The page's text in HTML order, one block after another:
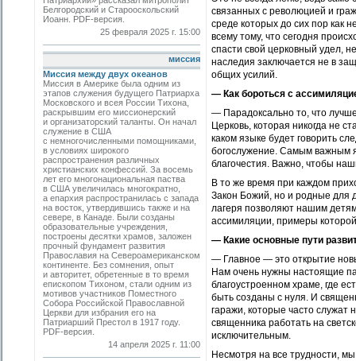
Белгородский и Старооскольский
Иоанн. PDF-версия.
25 февраля 2025 г. 15:00
миссия
Миссия между двух океанов
Миссия в Америке была одним из
этапов служения будущего Патриарха
Московского и всея России Тихона,
раскрывшим его миссионерский
и организаторский таланты. Он начал
служение в США
с немногочисленными помощниками,
в условиях широкого
распространения различных
христианских конфессий. За восемь
лет его многонациональная паства
в США увеличилась многократно,
а епархия распространилась с запада
на восток, утвердившись также и на
севере, в Канаде. Были созданы
образовательные учреждения,
построены десятки храмов, заложен
прочный фундамент развития
Православия на Североамериканском
континенте. Без сомнения, опыт
и авторитет, обретенные в то время
епископом Тихоном, стали одним из
мотивов участников Поместного
Собора Российской Православной
Церкви для избрания его на
Патриарший Престол в 1917 году.
PDF-версия.
14 апреля 2025 г. 11:00
связанных с революцией и
среде которых до сих пор как
всему тому, что сегодня
спасти свой церковный удел,
наследия заключается не в
общих усилий.
— Как бороться с
— Парадоксально то, что
Церковь, которая никогда не
каком языке будет говорить
богослужение. Самым важным
благочестия. Важно, чтобы
В то же время при каждом
Закон Божий, но и родные для
лагеря позволяют нашим
ассимиляции, примеры
— Какие основные пути
— Главное — это открытие
Нам очень нужны настоящие
благоустроенном храме, где
быть созданы с нуля. И
гаражи, которые часто
священника работать на
исключительным.
Несмотря на все трудности,